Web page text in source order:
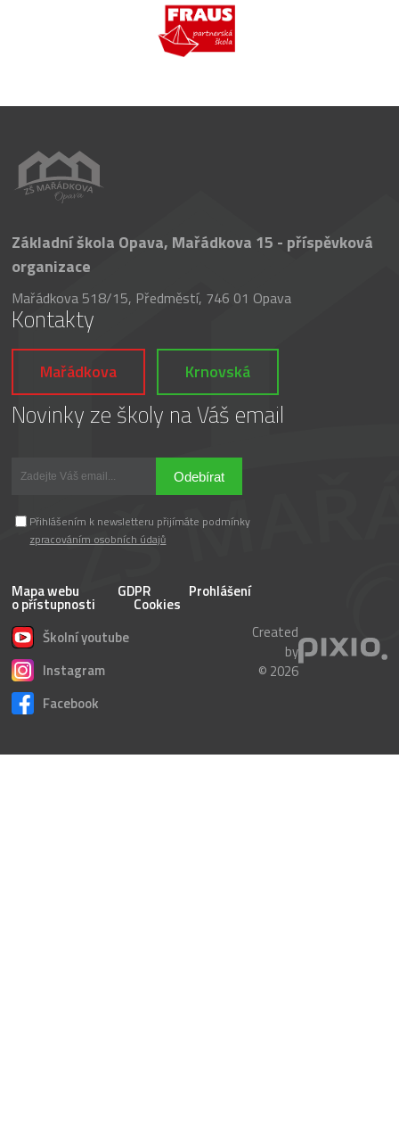
Základní škola Opava, Mařádkova 15 - příspěvková
organizace
Mařádkova 518/15, Předměstí, 746 01 Opava
Kontakty
Mařádkova Krnovská
Novinky ze školy na Váš email
Odebírat
Přihlášením k newsletteru přijímáte podmínky
zpracováním osobních údajů
Mapa webu GDPR Prohlášení
o přístupnosti
Cookies
Školní youtube
Instagram
Facebook
Created
by
© 2026